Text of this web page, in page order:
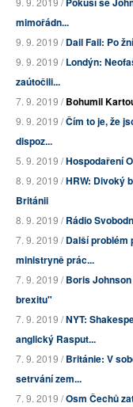
mimořádn...
9. 9. 2019 /Dail Fail: Po
9. 9. 2019 /Londýn:
zaútočili...
7. 9. 2019 /Bohumil
9. 9. 2019 /Čím to je, že
dispoz...
5. 9. 2019 /Hospodaření
8. 9. 2019 /HRW: Divoký
Británii
8. 9. 2019 /Rádio
7. 9. 2019 /Další problém
ministryně prác...
7. 9. 2019 /Boris
brexitu"
7. 9. 2019 /NYT:
anglický Rasput...
7. 9. 2019 /Británie: V
setrvání zem...
7. 9. 2019 /Osm Čechů